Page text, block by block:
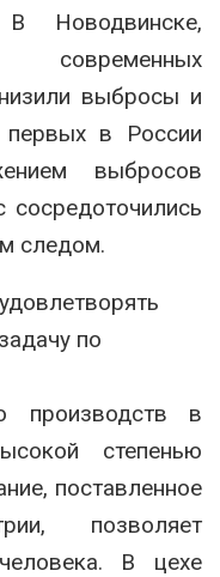
Новодвинске,
современных
выбросы и
в России
выбросов
сосредоточились
следом.
по
производств в
степенью
поставленное
позволяет
В цехе